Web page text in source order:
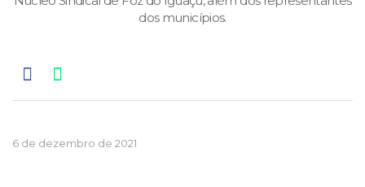
dos municípios.
6 de dezembro de 2021